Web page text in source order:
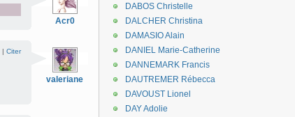
Acr0
valeriane
| Citer
DABOS Christelle
DALCHER Christina
DAMASIO Alain
DANIEL Marie-Catherine
DANNEMARK Francis
DAUTREMER Rébecca
DAVOUST Lionel
DAY Adolie